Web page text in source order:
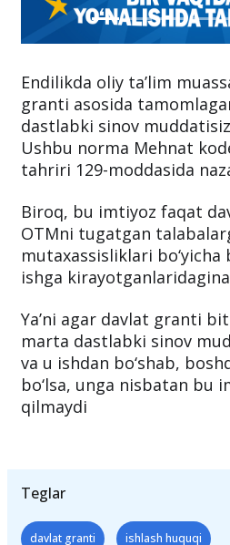
Endilikda oliy ta’lim
granti asosida
dastlabki sinov
Ushbu norma Mehnat
tahriri 129-moddasida
Biroq, bu imtiyoz faqat
OTMni tugatgan
mutaxassisliklari
ishga
Ya’ni agar davlat granti
marta dastlabki sinov
va u ishdan bo‘shab,
bo‘lsa, unga nisbatan bu
qilmaydi
Teglar
davlat granti ishlash huquqi